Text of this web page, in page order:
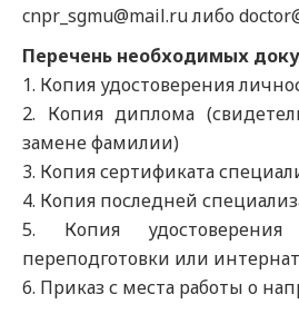
cnpr_sgmu@mail.ru либо
Перечень необходимых
1. Копия удостоверения
2. Копия диплома
замене фамилии)
3. Копия сертификата
4. Копия последней
5. Копия
переподготовки или
6. Приказ с места работы о